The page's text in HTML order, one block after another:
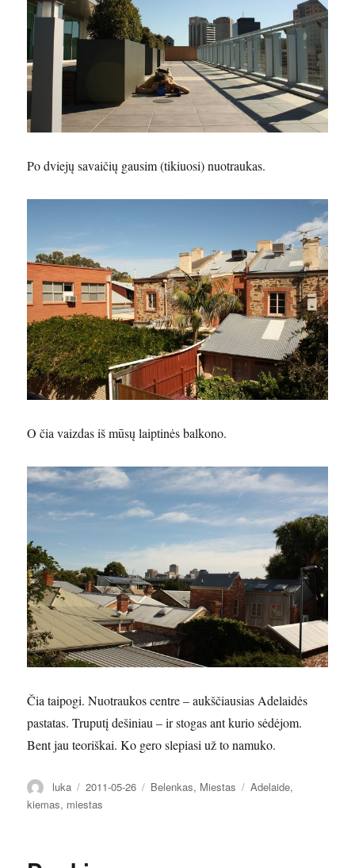
Po dviejų savaičių gausim (tikiuosi) nuotraukas.
O čia vaizdas iš mūsų laiptinės balkono.
Čia taipogi. Nuotraukos centre – aukščiausias Adelaidės
pastatas. Truputį dešiniau – ir stogas ant kurio sėdėjom.
Bent jau teoriškai. Ko gero slepiasi už to namuko.
Autorius
luka Paskelbta
2011-05-26 Kategorijos
Belenkas, Miestas Žymos
Adelaide,
kiemas, miestas